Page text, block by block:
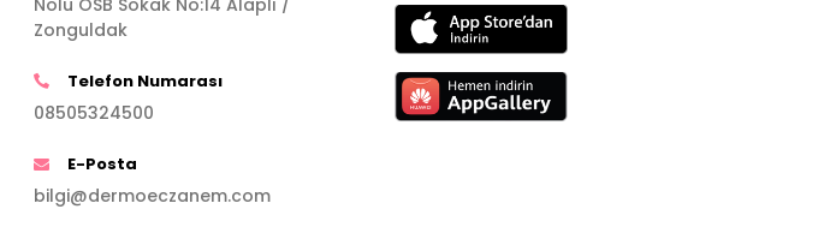
Zonguldak
Telefon Numarası
08505324500
E-Posta
bilgi@dermoeczanem.com